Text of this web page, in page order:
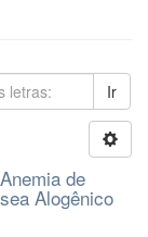
Ir
de
Alogênico